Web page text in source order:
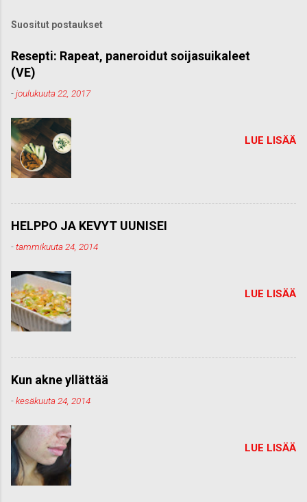
o
m
e
n
t
Suositut postaukset
Resepti: Rapeat, paneroidut soijasuikaleet
(VE)
-joulukuuta 22, 2017
LUE LISÄÄ
HELPPO JA KEVYT UUNISEI
-tammikuuta 24, 2014
LUE LISÄÄ
Kun akne yllättää
-kesäkuuta 24, 2014
LUE LISÄÄ